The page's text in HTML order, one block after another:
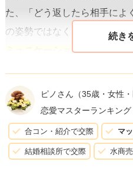
た、「どう返したら相手によ
の姿勢ではなく、
自分自身
ミュニケーションを心掛ける
マッチングアプリを使う上で
ず、自分の本当の興味や価値
ことも大切です。これにより
関係性を築くことができます
ピノさん （35歳・女性・
恋愛マスターランキング
合コン・紹介で交際 マ
結婚相談所で交際 水商